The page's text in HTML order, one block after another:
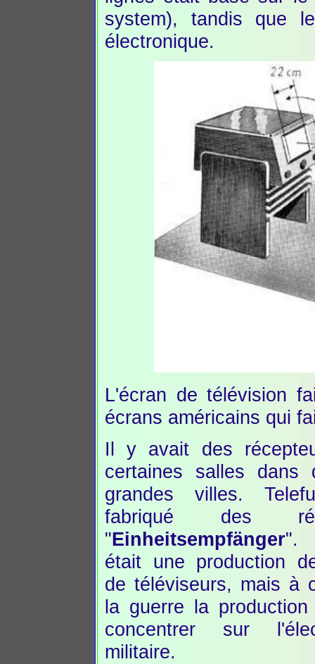
system), tandis que
électronique.
L'écran de télévision
écrans américains qui
Il y avait des
certaines salles dans
grandes villes.
fabriqué des
"Einheitsempfänger".
était une production
de téléviseurs, mais à
la guerre la
concentrer sur
militaire.